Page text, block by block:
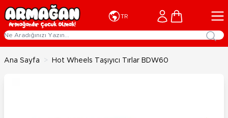
İçeriğe geç
TR Cart
Ana Sayfa > Hot Wheels Taşıyıcı Tırlar BDW60